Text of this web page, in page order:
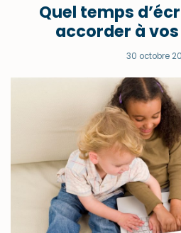
Quel temps
accorder à
30 octobre